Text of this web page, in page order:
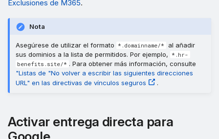
Exclusiones de M365.
Nota
Asegúrese de utilizar el formato *.domainname/*
al añadir
sus dominios a la lista de permitidos. Por ejemplo, *.hr-
benefits.site/* . Para obtener más información, consulte
"Listas de "No volver a escribir las siguientes direcciones
URL" en las directivas de vínculos seguros
.
Activar entrega directa para